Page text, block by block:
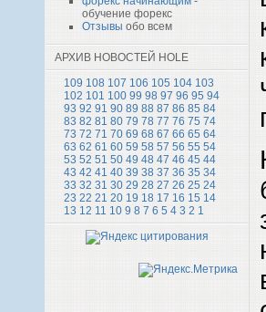
обучение форекс
Отзывы обо всем
АРХИВ НОВОСТЕЙ HOLE
109 108 107 106 105 104 103
102 101 100 99 98 97 96 95 94
93 92 91 90 89 88 87 86 85 84
83 82 81 80 79 78 77 76 75 74
73 72 71 70 69 68 67 66 65 64
63 62 61 60 59 58 57 56 55 54
53 52 51 50 49 48 47 46 45 44
43 42 41 40 39 38 37 36 35 34
33 32 31 30 29 28 27 26 25 24
23 22 21 20 19 18 17 16 15 14
13 12 11 10 9 8 7 6 5 4 3 2 1